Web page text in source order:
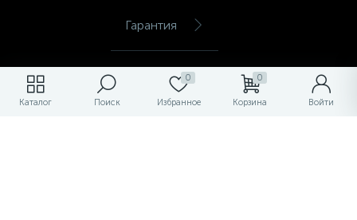
Каталог Поиск
0
Избранное
0
Корзина Войти
Гарантия
СТРОЙАРСЕНАЛ
Интернет-магазин